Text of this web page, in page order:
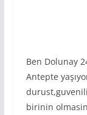
Ben Dolunay
Antepte
birinin